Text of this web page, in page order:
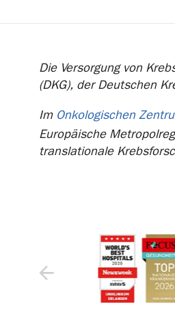
Die Versorgung von
(DKG), der Deutschen
Im Onkologischen
Europäische
translationale